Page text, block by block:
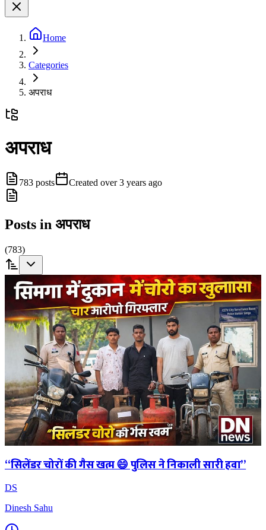
Home
Categories
अपराध
अपराध
783 posts Created over 3 years ago
Posts in अपराध
(783)
“सिलेंडर चोरों की गैस खत्म 😄 पुलिस ने निकाली सारी हवा”
DS
Dinesh Sahu